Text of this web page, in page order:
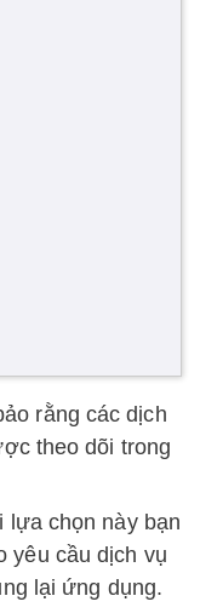
rằng các dịch
theo dõi trong
lựa chọn này bạn
yêu cầu dịch vụ
lại ứng dụng.